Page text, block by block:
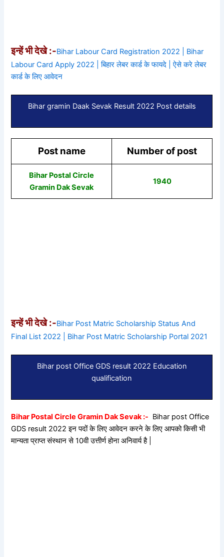
इन्हें भी देखे :-Bihar Labour Card Registration 2022 | Bihar
Labour Card Apply 2022 | बिहार लेबर कार्ड के फायदे | ऐसे करे लेबर
कार्ड के लिए आवेदन
Bihar gramin Daak Sevak Result 2022 Post details
Post name Number of post
Bihar Postal Circle
Gramin Dak Sevak
1940
इन्हें भी देखे :-Bihar Post Matric Scholarship Status And
Final List 2022 | Bihar Post Matric Scholarship Portal 2021
Bihar post Office GDS result 2022 Education
qualification
Bihar Postal Circle Gramin Dak Sevak :- Bihar post Office
GDS result 2022 इन पदों के लिए आवेदन करने के लिए आपको किसी भी
मान्यता प्राप्त संस्थान से 10वी उत्तीर्ण होना अनिवार्य है |